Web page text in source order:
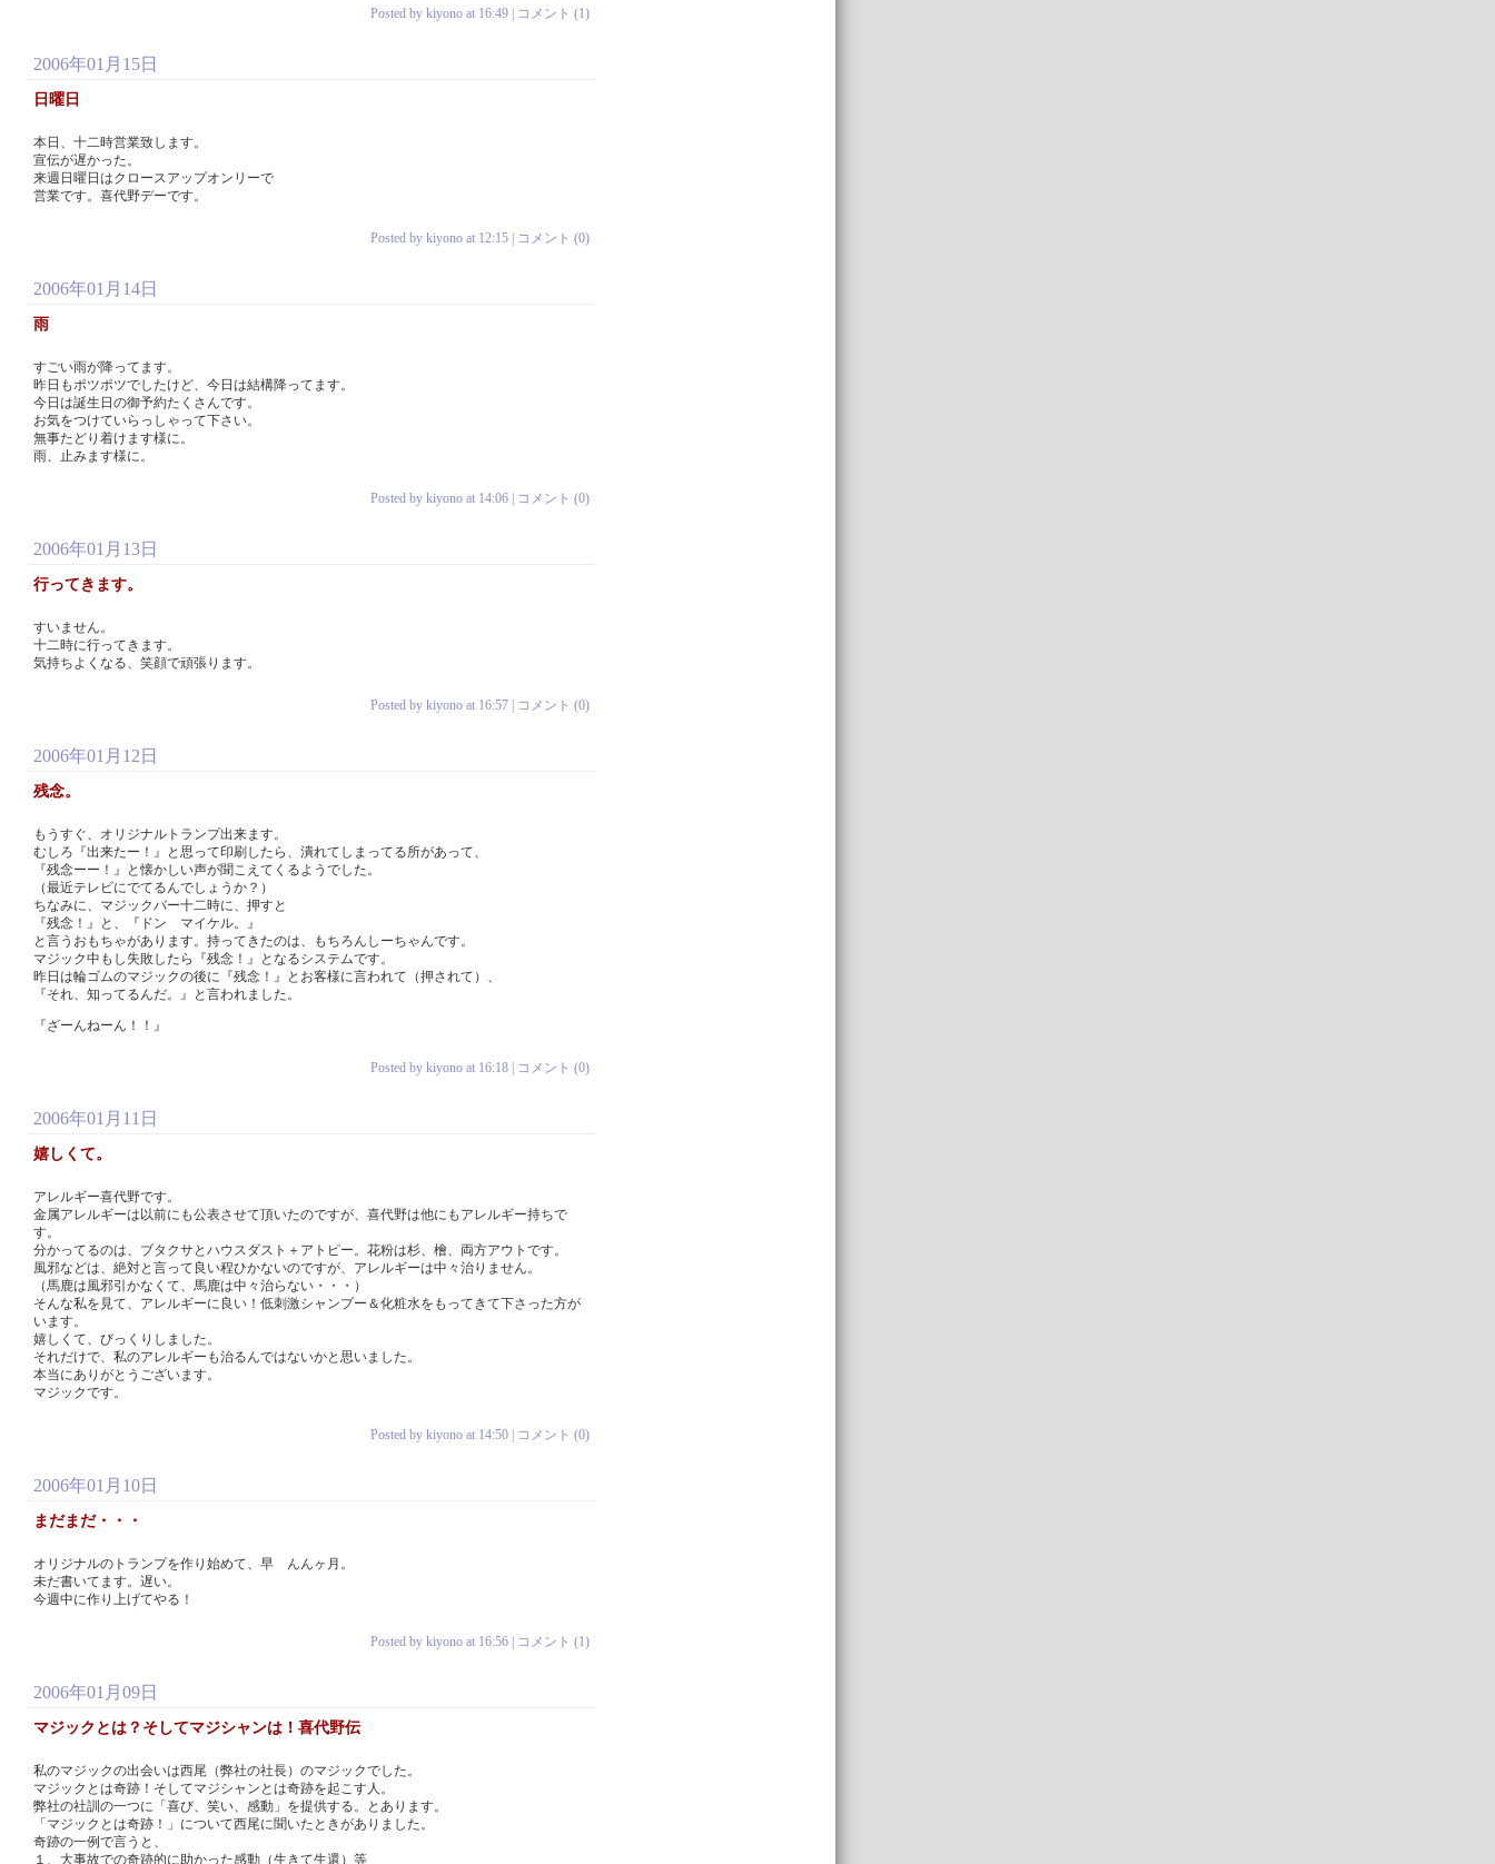
Posted by kiyono at 16:49 | コメント (1)
2006年01月15日
日曜日
本日、十二時営業致します。
宣伝が遅かった。
来週日曜日はクロースアップオンリーで
営業です。喜代野デーです。
Posted by kiyono at 12:15 | コメント (0)
2006年01月14日
雨
すごい雨が降ってます。
昨日もポツポツでしたけど、今日は結構降ってます。
今日は誕生日の御予約たくさんです。
お気をつけていらっしゃって下さい。
無事たどり着けます様に。
雨、止みます様に。
Posted by kiyono at 14:06 | コメント (0)
2006年01月13日
行ってきます。
すいません。
十二時に行ってきます。
気持ちよくなる、笑顔で頑張ります。
Posted by kiyono at 16:57 | コメント (0)
2006年01月12日
残念。
もうすぐ、オリジナルトランプ出来ます。
むしろ『出来たー！』と思って印刷したら、潰れてしまってる所があって、
『残念ーー！』と懐かしい声が聞こえてくるようでした。
（最近テレビにでてるんでしょうか？）
ちなみに、マジックバー十二時に、押すと
『残念！』と、『ドン マイケル。』
と言うおもちゃがあります。持ってきたのは、もちろんしーちゃんです。
マジック中もし失敗したら『残念！』となるシステムです。
昨日は輪ゴムのマジックの後に『残念！』とお客様に言われて（押されて）、
『それ、知ってるんだ。』と言われました。
『ざーんねーん！！』
Posted by kiyono at 16:18 | コメント (0)
2006年01月11日
嬉しくて。
アレルギー喜代野です。
金属アレルギーは以前にも公表させて頂いたのですが、喜代野は他にもアレルギー持ちで
す。
分かってるのは、ブタクサとハウスダスト＋アトピー。花粉は杉、檜、両方アウトです。
風邪などは、絶対と言って良い程ひかないのですが、アレルギーは中々治りません。
（馬鹿は風邪引かなくて、馬鹿は中々治らない・・・）
そんな私を見て、アレルギーに良い！低刺激シャンプー＆化粧水をもってきて下さった方が
います。
嬉しくて、びっくりしました。
それだけで、私のアレルギーも治るんではないかと思いました。
本当にありがとうございます。
マジックです。
Posted by kiyono at 14:50 | コメント (0)
2006年01月10日
まだまだ・・・
オリジナルのトランプを作り始めて、早 んんヶ月。
未だ書いてます。遅い。
今週中に作り上げてやる！
Posted by kiyono at 16:56 | コメント (1)
2006年01月09日
マジックとは？そしてマジシャンは！喜代野伝
私のマジックの出会いは西尾（弊社の社長）のマジックでした。
マジックとは奇跡！そしてマジシャンとは奇跡を起こす人。
弊社の社訓の一つに「喜び、笑い、感動」を提供する。とあります。
「マジックとは奇跡！」について西尾に聞いたときがありました。
奇跡の一例で言うと、
１、大事故での奇跡的に助かった感動（生きて生還）等